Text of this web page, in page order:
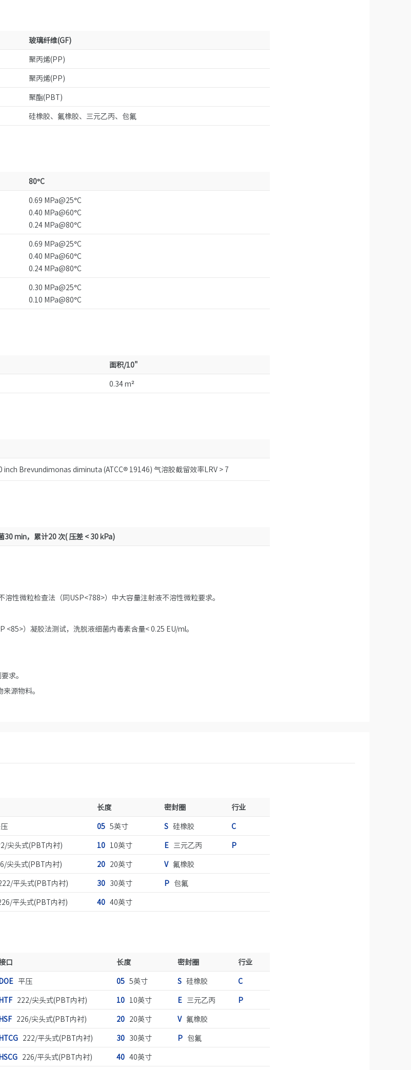
玻璃纤维(GF)
聚丙烯(PP)
聚丙烯(PP)
聚酯(PBT)
硅橡胶、氟橡胶、三元乙丙、包氟
80°C
0.69 MPa@25°C
0.40 MPa@60°C
0.24 MPa@80°C
0.69 MPa@25°C
0.40 MPa@60°C
0.24 MPa@80°C
0.30 MPa@25°C
0.10 MPa@80°C
面积/10"
0.34 m²
Brevundimonas diminuta (ATCC® 19146) 气溶胶截留效率LRV > 7
30 min，累计20 次( 压差 < 30 kPa)
性微粒检查法（同USP<788>）中大容量注射液不溶性微粒要求。
）凝胶法测试，洗脱液细菌内毒素含量< 0.25 EU/ml。
求。
源物料。
长度 密封圈
行业
055英寸 S硅橡胶
C
尖头式(PBT内衬) 1010英寸 E三元乙丙
P
尖头式(PBT内衬) 2020英寸 V氟橡胶
平头式(PBT内衬) 3030英寸 P包氟
平头式(PBT内衬) 4040英寸
口 长度 密封圈
行业
平压 055英寸 S硅橡胶
C
222/尖头式(PBT内衬) 1010英寸 E三元乙丙
P
226/尖头式(PBT内衬) 2020英寸 V氟橡胶
222/平头式(PBT内衬) 3030英寸 P包氟
226/平头式(PBT内衬) 4040英寸